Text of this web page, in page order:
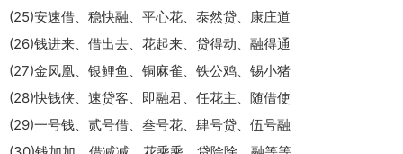
(25)安速借、稳快融、平心花、泰然贷、康庄道
(26)钱进来、借出去、花起来、贷得动、融得通
(27)金凤凰、银鲤鱼、铜麻雀、铁公鸡、锡小猪
(28)快钱侠、速贷客、即融君、任花主、随借使
(29)一号钱、贰号借、叁号花、肆号贷、伍号融